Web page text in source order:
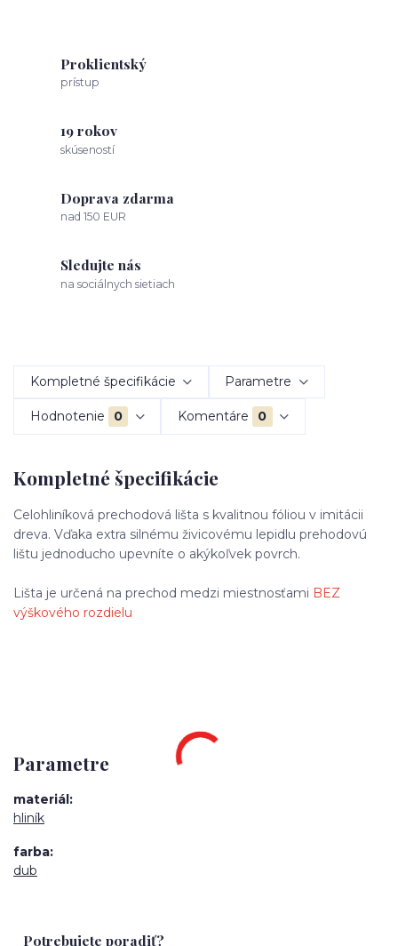
Proklientský
prístup
19 rokov
skúseností
Doprava zdarma
nad 150 EUR
Sledujte nás
na sociálnych sietiach
Kompletné špecifikácie Parametre
Hodnotenie 0 Komentáre 0
Kompletné špecifikácie
Celohliníková prechodová lišta s kvalitnou fóliou v imitácii
dreva. Vďaka extra silnému živicovému lepidlu prehodovú
lištu jednoducho upevníte o akýkoľvek povrch.
Lišta je určená na prechod medzi miestnosťami BEZ
výškového rozdielu
Parametre
materiál
hliník
farba
dub
Potrebujete poradiť?